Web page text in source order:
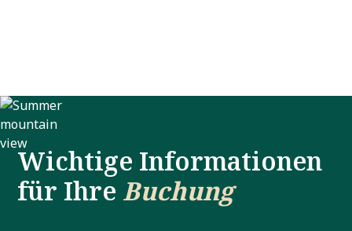
Wichtige Informationen
für Ihre Buchung